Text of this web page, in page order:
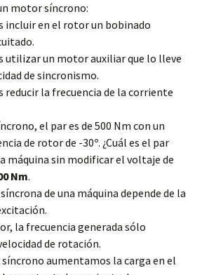
motor síncrono:
incluir en el rotor un bobinado
utilizar un motor auxiliar que lo lleve
de sincronismo.
reducir la frecuencia de la corriente
el par es de 500 Nm con un
de rotor de -30º. ¿Cuál es el par
máquina sin modificar el voltaje de
Nm.
de una máquina depende de la
la frecuencia generada sólo
de rotación.
aumentamos la carga en el